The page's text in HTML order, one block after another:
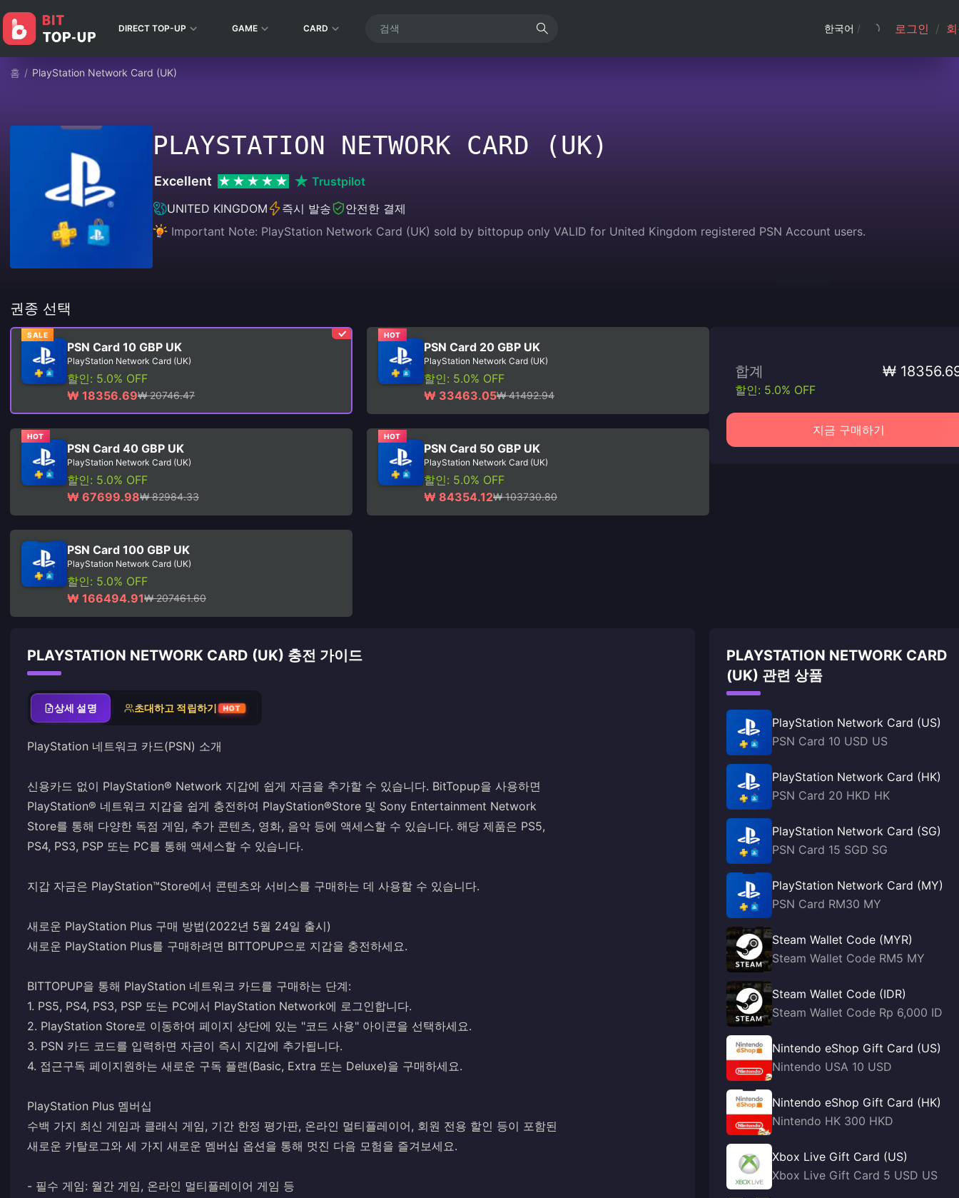
DIRECT TOP-UP GAME CARD 한국어 / 로그인 /
홈 / PlayStation Network Card (UK)
PLAYSTATION NETWORK CARD (UK)
Excellent
Trustpilot
UNITED KINGDOM
즉시 발송
안전한 결제
Important Note: PlayStation Network Card (UK) sold by bittopup only VALID for United Kingdom registered PSN Account users.
권종 선택
SALE
PSN Card 10 GBP UK
PlayStation Network Card (UK)
할인: 5.0% OFF
₩ 18356.69₩ 20746.47
HOT
PSN Card 20 GBP UK
PlayStation Network Card (UK)
할인: 5.0% OFF
₩ 33463.05₩ 41492.94
HOT
PSN Card 40 GBP UK
PlayStation Network Card (UK)
할인: 5.0% OFF
₩ 67699.98₩ 82984.33
HOT
PSN Card 50 GBP UK
PlayStation Network Card (UK)
할인: 5.0% OFF
₩ 84354.12₩ 103730.80
PSN Card 100 GBP UK
PlayStation Network Card (UK)
할인: 5.0% OFF
₩ 166494.91₩ 207461.60
합계 ₩
할인: 5.0% OFF
지금 구매하기
PLAYSTATION NETWORK CARD (UK) 충전 가이드
상세 설명 초대하고 적립하기 HOT
PlayStation 네트워크 카드(PSN) 소개
신용카드 없이 PlayStation® Network 지갑에 쉽게 자금을 추가할 수 있습니다. BitTopup을 사용하면
PlayStation® 네트워크 지갑을 쉽게 충전하여 PlayStation®Store 및 Sony Entertainment Network
Store를 통해 다양한 독점 게임, 추가 콘텐츠, 영화, 음악 등에 액세스할 수 있습니다. 해당 제품은 PS5,
PS4, PS3, PSP 또는 PC를 통해 액세스할 수 있습니다.
지갑 자금은 PlayStation™Store에서 콘텐츠와 서비스를 구매하는 데 사용할 수 있습니다.
새로운 PlayStation Plus 구매 방법(2022년 5월 24일 출시)
새로운 PlayStation Plus를 구매하려면 BITTOPUP으로 지갑을 충전하세요.
BITTOPUP을 통해 PlayStation 네트워크 카드를 구매하는 단계:
1. PS5, PS4, PS3, PSP 또는 PC에서 PlayStation Network에 로그인합니다.
2. PlayStation Store로 이동하여 페이지 상단에 있는 "코드 사용" 아이콘을 선택하세요.
3. PSN 카드 코드를 입력하면 자금이 즉시 지갑에 추가됩니다.
4. 접근구독 페이지원하는 새로운 구독 플랜(Basic, Extra 또는 Deluxe)을 구매하세요.
PlayStation Plus 멤버십
수백 가지 최신 게임과 클래식 게임, 기간 한정 평가판, 온라인 멀티플레이어, 회원 전용 할인 등이 포함된
새로운 카탈로그와 세 가지 새로운 멤버십 옵션을 통해 멋진 다음 모험을 즐겨보세요.
- 필수 게임: 월간 게임, 온라인 멀티플레이어 게임 등
PLAYSTATION NETWORK CARD
(UK) 관련 상품
PlayStation Network Card (US)
PSN Card 10 USD US
PlayStation Network Card (HK)
PSN Card 20 HKD HK
PlayStation Network Card (SG)
PSN Card 15 SGD SG
PlayStation Network Card (MY)
PSN Card RM30 MY
Steam Wallet Code (MYR)
Steam Wallet Code RM5 MY
Steam Wallet Code (IDR)
Steam Wallet Code Rp 6,000 ID
Nintendo eShop Gift Card (US)
Nintendo USA 10 USD
Nintendo eShop Gift Card (HK)
Nintendo HK 300 HKD
Xbox Live Gift Card (US)
Xbox Live Gift Card 5 USD US